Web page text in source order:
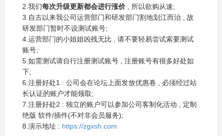
2.我们每次升级更新都会进行涨价 , 所以欲购从速;
3.自古以来我公司运营部门和研发部门割地划江而治 , 故
研发部门暂时不设测试账号;
4.运营部门的小姐姐凶残无比 , 请不要轻易尝试索要测试
账号;
5.如需测试请自行注册测试账号 , 注册账号有很多好处如
下;
6.注册好处1 : 公司会在论坛上面发放优惠卷 , 必须经过站
长认证的账户才能领取;
7.注册好处2 : 独立的账户可以参加公司客制化活动 , 定制
绝版 软件/插件(不对非会员服务);
8.演示地址 : https://zgxsh.com